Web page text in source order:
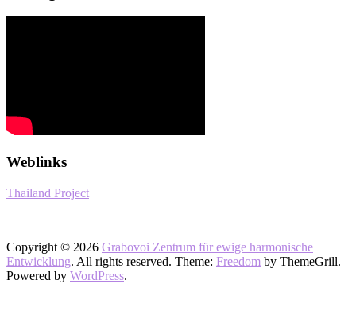
Weblinks
Thailand Project
Copyright © 2026 Grabovoi Zentrum für ewige harmonische
Entwicklung. All rights reserved. Theme: Freedom by ThemeGrill.
Powered by WordPress.